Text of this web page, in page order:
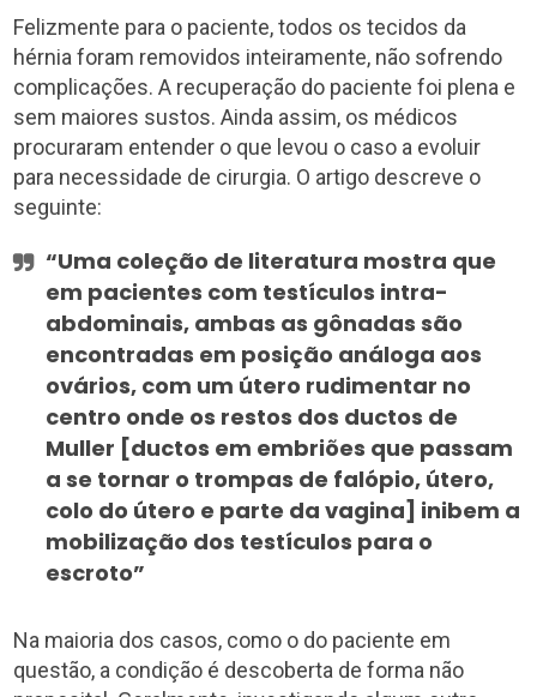
Felizmente para o paciente, todos os tecidos da
hérnia foram removidos inteiramente, não sofrendo
complicações. A recuperação do paciente foi plena e
sem maiores sustos. Ainda assim, os médicos
procuraram entender o que levou o caso a evoluir
para necessidade de cirurgia. O artigo descreve o
seguinte:
“Uma coleção de literatura mostra que
em pacientes com testículos intra-
abdominais, ambas as gônadas são
encontradas em posição análoga aos
ovários, com um útero rudimentar no
centro onde os restos dos ductos de
Muller [ductos em embriões que passam
a se tornar o trompas de falópio, útero,
colo do útero e parte da vagina] inibem a
mobilização dos testículos para o
escroto”
Na maioria dos casos, como o do paciente em
questão, a condição é descoberta de forma não